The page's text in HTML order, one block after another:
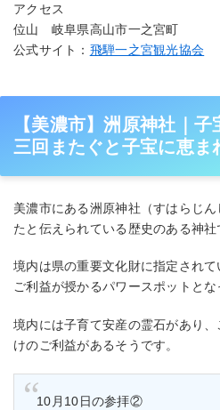
アクセス
位山 岐阜県高山市一之宮町
公式サイト： 飛騨一之宮観光協会
【美濃市】洲原神社｜子
三回またぐと子宝に恵ま
美濃市にある洲原神社（すはらじ
たと伝えられている歴史のある神社
境内は県の重要文化財に指定されて
ご利益が授かるパワースポットとな
境内には子育て安産の霊石があり
けのご利益があるそうです。
10月10日の参拝②